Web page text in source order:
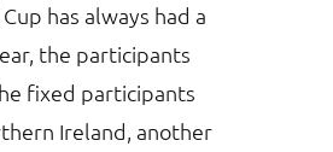
has always had a
the participants
fixed participants
Ireland, another